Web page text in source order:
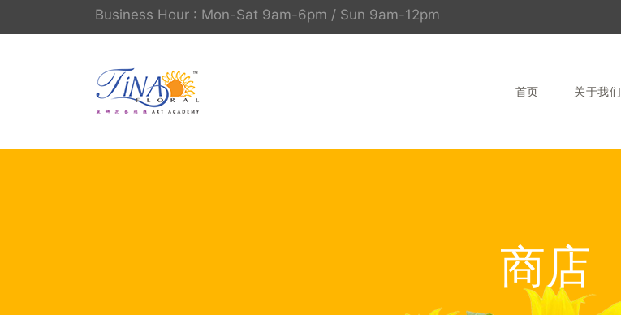
Business Hour : Mon-Sat 9am-6pm / Sun 9am-12pm
首页 关于我们
商店